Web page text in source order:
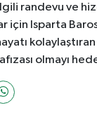
randevu ve
Isparta
olmayı